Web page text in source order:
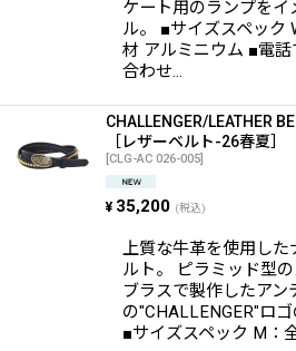
ケート用のランプをイ
ル。 ■サイズスペック
材 アルミニウム ■電
合わせ…
CHALLENGER/LEATHER
［レザーベルト-26春夏］
[CLG-AC 026-005]
¥ 35,200 (税込)
上質な牛革を使用した
ルト。 ピラミッド型の
ブラスで製作したアン
の"CHALLENGER"ロ
■サイズスペック M：